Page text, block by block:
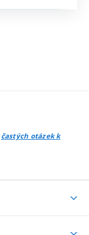
častých otázek k